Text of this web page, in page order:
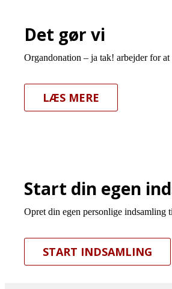
Det gør vi
Organdonation – ja tak! arbejder for
LÆS MERE
Start din egen
Opret din egen personlige indsamling
START INDSAMLING